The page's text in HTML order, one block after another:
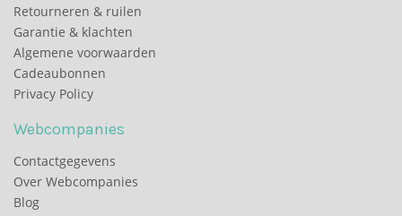
Retourneren & ruilen
Garantie & klachten
Algemene voorwaarden
Cadeaubonnen
Privacy Policy
Webcompanies
Contactgegevens
Over Webcompanies
Blog